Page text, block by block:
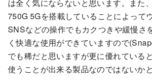
は全く気にならないと思います。また
750G 5Gを搭載していることによって
SNSなどの操作でもカクつきや緩慢さ
く快適な使用ができていますので
でも稀だと思いますが更に優れている
使うことが出来る製品なのではないか